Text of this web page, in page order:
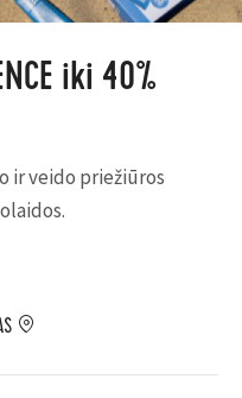
iki 40%
ir veido priežiūros